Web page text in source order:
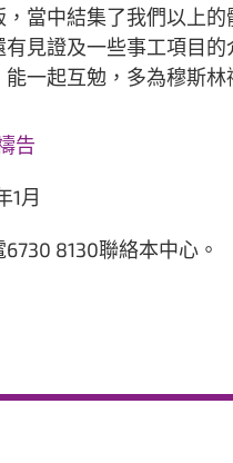
當中結集了我們以上
見證及一些事工項目
一起互勉，多為穆斯林
告
1月
8130聯絡本中心。